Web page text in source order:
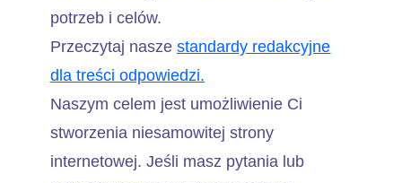
potrzeb i celów.
Przeczytaj nasze standardy redakcyjne
dla treści odpowiedzi.
Naszym celem jest umożliwienie Ci
stworzenia niesamowitej strony
internetowej. Jeśli masz pytania lub